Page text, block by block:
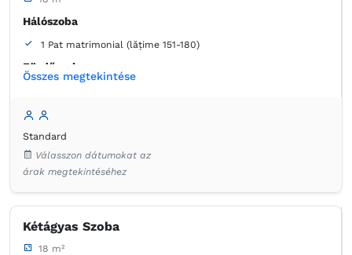
Hálószoba
1 Pat matrimonial (lățime 151-180)
Fürdőszoba
Összes megtekintése
Standard
Válasszon dátumokat az
árak megtekintéséhez
Kétágyas Szoba
18 m²